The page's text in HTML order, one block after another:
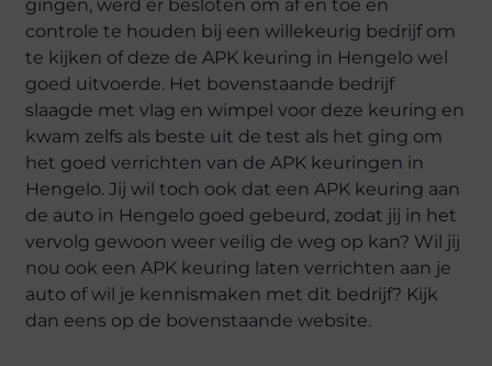
gingen, werd er besloten om af en toe en
controle te houden bij een willekeurig bedrijf om
te kijken of deze de APK keuring in Hengelo wel
goed uitvoerde. Het bovenstaande bedrijf
slaagde met vlag en wimpel voor deze keuring en
kwam zelfs als beste uit de test als het ging om
het goed verrichten van de APK keuringen in
Hengelo. Jij wil toch ook dat een APK keuring aan
de auto in Hengelo goed gebeurd, zodat jij in het
vervolg gewoon weer veilig de weg op kan? Wil jij
nou ook een APK keuring laten verrichten aan je
auto of wil je kennismaken met dit bedrijf? Kijk
dan eens op de bovenstaande website.